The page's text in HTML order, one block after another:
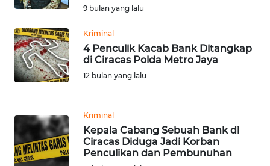
9 bulan yang lalu
Kriminal
4 Penculik Kacab Bank Ditangkap
di Ciracas Polda Metro Jaya
12 bulan yang lalu
Kriminal
Kepala Cabang Sebuah Bank di
Ciracas Diduga Jadi Korban
Penculikan dan Pembunuhan
OPINI
EDITORIAL
INDEKS
BERITA
KONTAK